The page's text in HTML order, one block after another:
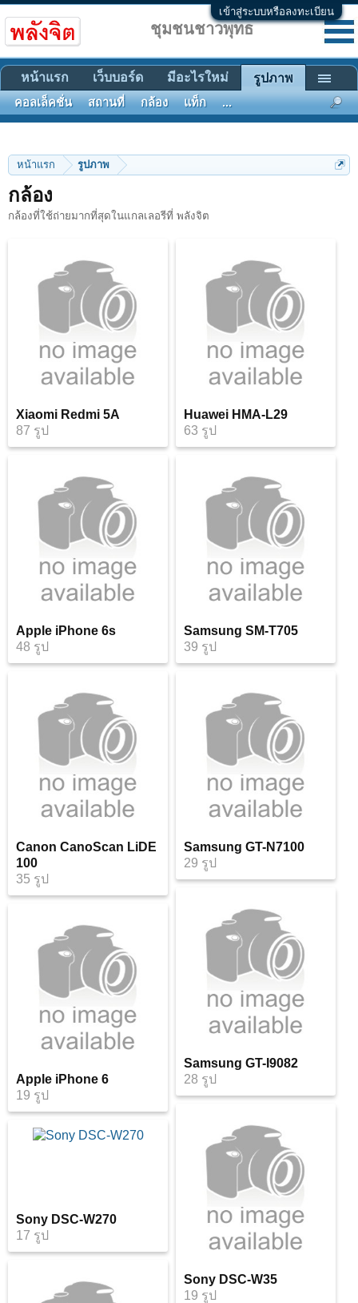
เข้าสู่ระบบหรือลงทะเบียน
หน้าแรก รูปภาพ
กล้อง
กล้องที่ใช้ถ่ายมากที่สุดในแกลเลอรีที่ พลังจิต
Xiaomi Redmi 5A
87 รูป
Huawei HMA-L29
63 รูป
Apple iPhone 6s
48 รูป
Samsung SM-T705
39 รูป
Canon CanoScan LiDE
100
35 รูป
Samsung GT-N7100
29 รูป
Samsung GT-I9082
28 รูป
Apple iPhone 6
19 รูป
Sony DSC-W35
19 รูป
Sony DSC-W270
17 รูป
ชุมชนชาวพุทธ
หน้าแรก เว็บบอร์ด มีอะไรใหม่ รูปภาพ
คอลเล็คชั่น สถานที่ กล้อง แท็ก ...